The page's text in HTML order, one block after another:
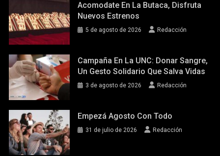
Acomodate En La Butaca, Disfruta
Nuevos Estrenos
5 de agosto de 2026 Redacción
Campaña En La UNC: Donar Sangre,
Un Gesto Solidario Que Salva Vidas
3 de agosto de 2026 Redacción
Empezá Agosto Con Todo
31 de julio de 2026 Redacción